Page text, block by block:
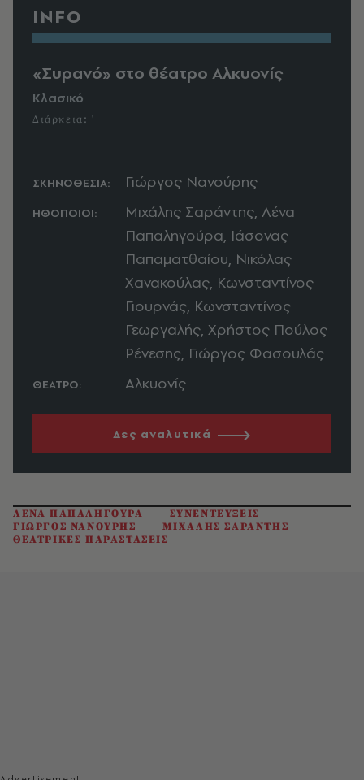
INFO
«Συρανό» στο θέατρο Αλκυονίς
Κλασικό
Διάρκεια: '
ΣΚΗΝΟΘΕΣΙΑ: Γιώργος Νανούρης
ΗΘΟΠΟΙΟΙ:
Μιχάλης Σαράντης, Λένα
Παπαληγούρα, Ιάσονας
Παπαματθαίου, Νικόλας
Χανακούλας, Κωνσταντίνος
Γιουρνάς, Κωνσταντίνος
Γεωργαλής, Χρήστος Πούλος
Ρένεσης, Γιώργος Φασουλάς
ΘΕΑΤΡΟ: Αλκυονίς
Δες αναλυτικά
ΛΕΝΑ ΠΑΠΑΛΗΓΟΥΡΑ
ΣΥΝΕΝΤΕΥΞΕΙΣ
ΓΙΩΡΓΟΣ ΝΑΝΟΥΡΗΣ
ΜΙΧΑΛΗΣ ΣΑΡΑΝΤΗΣ
ΘΕΑΤΡΙΚΕΣ ΠΑΡΑΣΤΑΣΕΙΣ